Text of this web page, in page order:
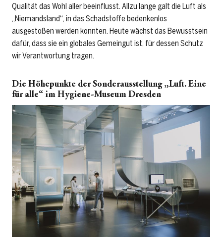
Qualität das Wohl aller beeinflusst. Allzu lange galt die Luft als
„Niemandsland“, in das Schadstoffe bedenkenlos
ausgestoßen werden konnten. Heute wächst das Bewusstsein
dafür, dass sie ein globales Gemeingut ist, für dessen Schutz
wir Verantwortung tragen.
Die Höhepunkte der Sonderausstellung „Luft. Eine
für alle“ im Hygiene-Museum Dresden